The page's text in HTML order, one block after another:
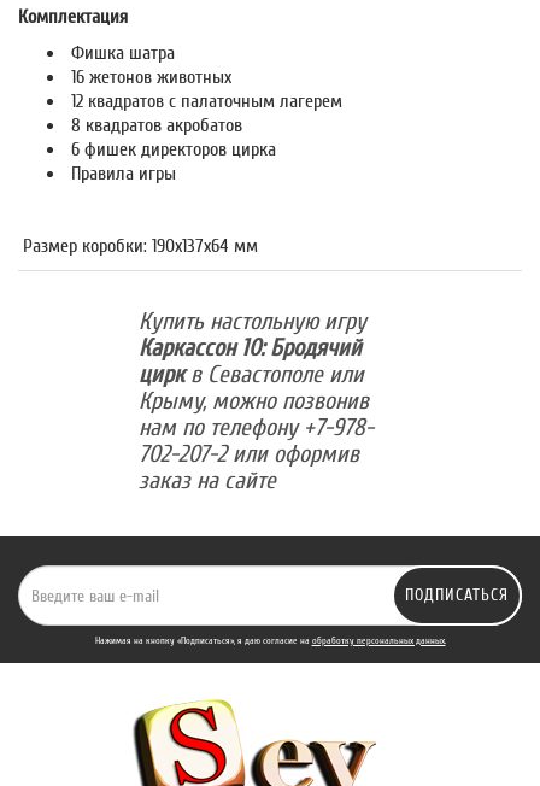
Комплектация
Фишка шатра
16 жетонов животных
12 квадратов с палаточным лагерем
8 квадратов акробатов
6 фишек директоров цирка
Правила игры
Размер коробки: 190x137x64 мм
Купить настольную игру
Каркассон 10: Бродячий
циркв Севастополе или
Крыму, можно позвонив
нам по телефону +7-978-
702-207-2 или оформив
заказ на сайте
ПОДПИСАТЬСЯ
Нажимая на кнопку «Подписаться», я даю cогласие на обработку персональных данных.